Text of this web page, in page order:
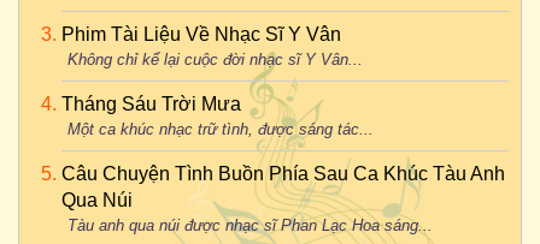
Phim Tài Liệu Về Nhạc Sĩ Y Vân
Không chỉ kể lại cuộc đời nhạc sĩ Y Vân...
Tháng Sáu Trời Mưa
Một ca khúc nhạc trữ tình, được sáng tác...
Câu Chuyện Tình Buồn Phía Sau Ca Khúc Tàu Anh
Qua Núi
Tàu anh qua núi được nhạc sĩ Phan Lạc Hoa sáng...